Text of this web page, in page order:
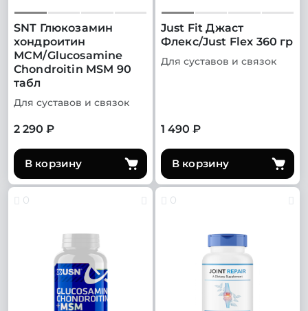
SNT Глюкозамин
хондроитин
МСМ/Glucosamine
Chondroitin MSM 90
табл
Для суставов и связок
2 290 ₽
В корзину
Just Fit Джаст
Флекс/Just Flex 360 гр
Для суставов и связок
1 490 ₽
В корзину
0 0